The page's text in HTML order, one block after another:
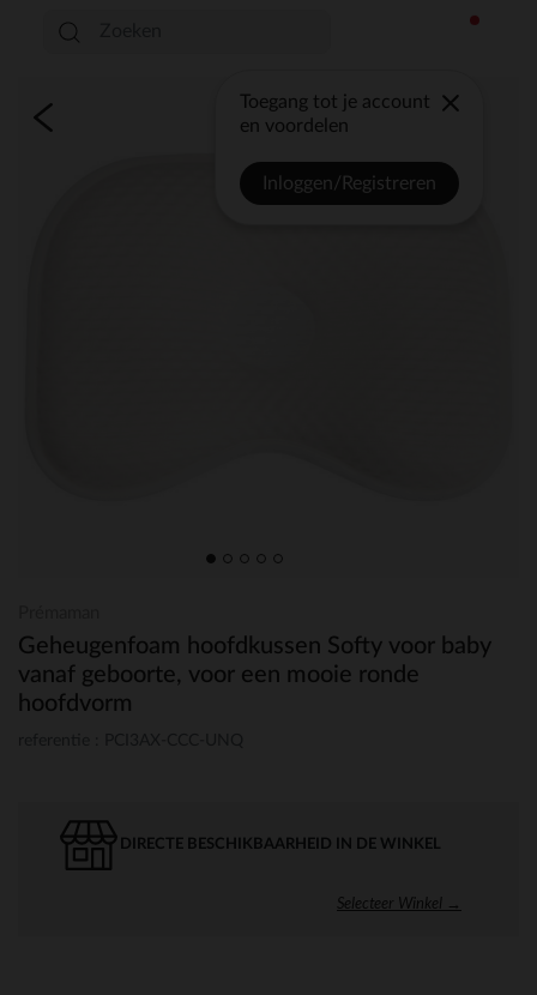
Toegang tot je account
en voordelen
Inloggen/Registreren
Geheugenfoam hoofdkussen Softy voor baby
vanaf geboorte, voor een mooie ronde
hoofdvorm
DIRECTE BESCHIKBAARHEID IN DE WINKEL
Selecteer Winkel →